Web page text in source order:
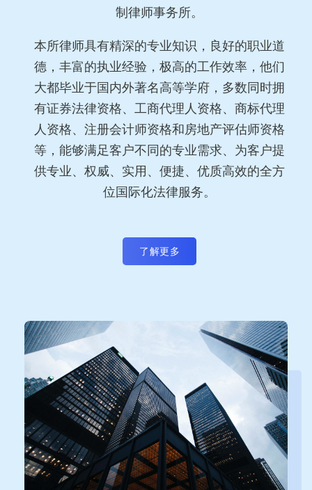
制律师事务所。
本所律师具有精深的专业知识，良好的职业道
德，丰富的执业经验，极高的工作效率，他们
大都毕业于国内外著名高等学府，多数同时拥
有证券法律资格、工商代理人资格、商标代理
人资格、注册会计师资格和房地产评估师资格
等，能够满足客户不同的专业需求、为客户提
供专业、权威、实用、便捷、优质高效的全方
位国际化法律服务。
了解更多